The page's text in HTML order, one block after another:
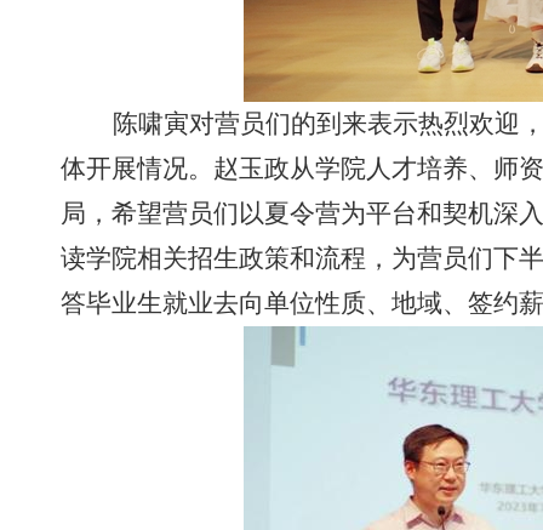
陈啸寅对营员们的到来表示热烈欢迎
体开展情况。赵玉政从学院人才培养、师
局，希望营员们以夏令营为平台和契机深
读学院相关招生政策和流程，为营员们下
答毕业生就业去向单位性质、地域、签约